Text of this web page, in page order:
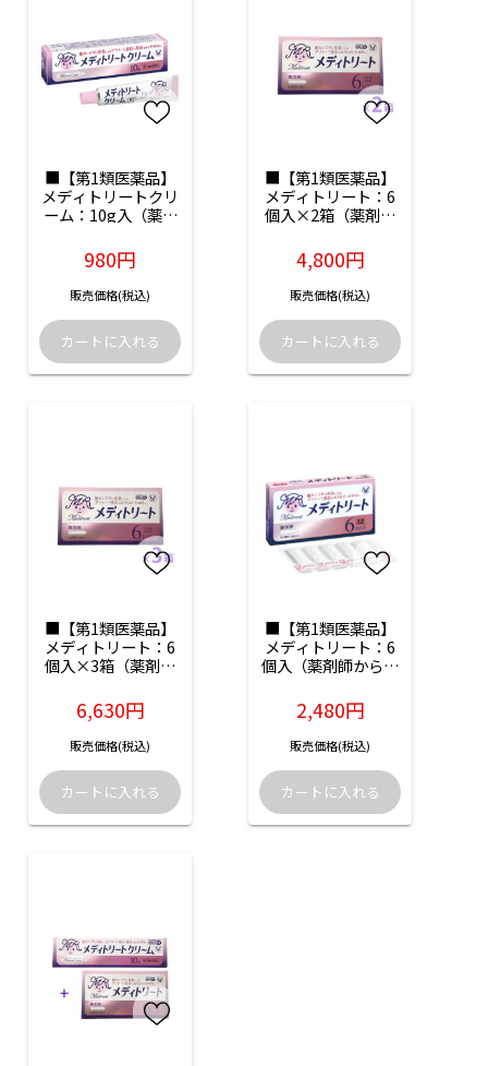
■【第1類医薬品】
メディトリートクリ
ーム：10g入（薬剤
後の発送となりま
す）
980円
販売価格(税込)
■【第1類医薬品】
メディトリート：6
個入×2箱（薬剤師
の発送となります）
4,800円
販売価格(税込)
■【第1類医薬品】
メディトリート：6
個入×3箱（薬剤師
の発送となります）
6,630円
販売価格(税込)
■【第1類医薬品】
メディトリート：6
個入（薬剤師からの
となります）
2,480円
販売価格(税込)